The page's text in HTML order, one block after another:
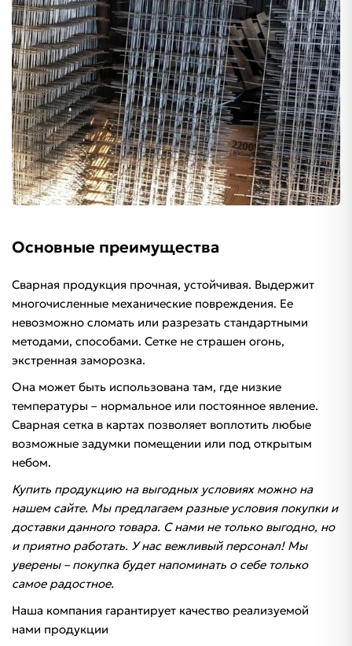
Основные преимущества
Сварная продукция прочная, устойчивая. Выдержит
многочисленные механические повреждения. Ее
невозможно сломать или разрезать стандартными
методами, способами. Сетке не страшен огонь,
экстренная заморозка.
Она может быть использована там, где низкие
температуры – нормальное или постоянное явление.
Сварная сетка в картах позволяет воплотить любые
возможные задумки помещении или под открытым
небом.
Купить продукцию на выгодных условиях можно на
нашем сайте. Мы предлагаем разные условия покупки и
доставки данного товара. С нами не только выгодно, но
и приятно работать. У нас вежливый персонал! Мы
уверены – покупка будет напоминать о себе только
самое радостное.
Наша компания гарантирует качество реализуемой
нами продукции